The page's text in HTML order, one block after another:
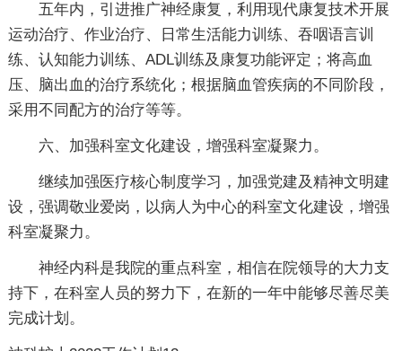
五年内，引进推广神经康复，利用现代康复技术开展
运动治疗、作业治疗、日常生活能力训练、吞咽语言训
练、认知能力训练、ADL训练及康复功能评定；将高血
压、脑出血的治疗系统化；根据脑血管疾病的不同阶段，
采用不同配方的治疗等等。
六、加强科室文化建设，增强科室凝聚力。
继续加强医疗核心制度学习，加强党建及精神文明建
设，强调敬业爱岗，以病人为中心的科室文化建设，增强
科室凝聚力。
神经内科是我院的重点科室，相信在院领导的大力支
持下，在科室人员的努力下，在新的一年中能够尽善尽美
完成计划。